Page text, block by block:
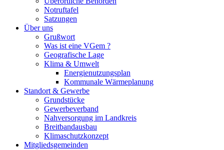
Notruftafel
Satzungen
Über uns
Grußwort
Was ist eine VGem ?
Geografische Lage
Klima & Umwelt
Energienutzungsplan
Kommunale Wärmeplanung
Standort & Gewerbe
Grundstücke
Gewerbeverband
Nahversorgung im Landkreis
Breitbandausbau
Klimaschutzkonzept
Mitgliedsgemeinden